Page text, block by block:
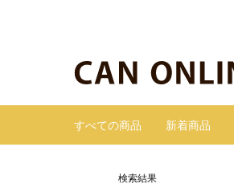
すべての商品 新着商品
検索結果